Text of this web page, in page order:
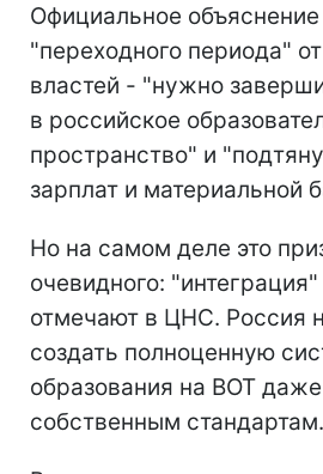
Официальное
"переходного периода"
властей - "нужно
в российское
пространство" и
зарплат и материальной
Но на самом деле это
очевидного:
отмечают в ЦНС. Россия
создать полноценную
образования на ВОТ
собственным стандартам.